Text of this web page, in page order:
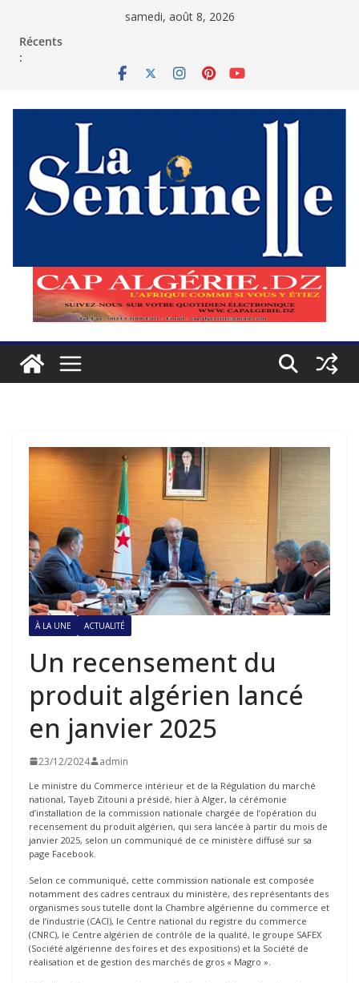
samedi, août 8, 2026
Récents
:
À LA UNE ACTUALITÉ
Un recensement du
produit algérien lancé
en janvier 2025
23/12/2024 admin
Le ministre du Commerce intérieur et de la Régulation du marché
national, Tayeb Zitouni a présidé, hier à Alger, la cérémonie
d’installation de la commission nationale chargée de l’opération du
recensement du produit algérien, qui sera lancée à partir du mois de
janvier 2025, selon un communiqué de ce ministère diffusé sur sa
page Facebook.
Selon ce communiqué, cette commission nationale est composée
notamment des cadres centraux du ministère, des représentants des
organismes sous tutelle dont la Chambre algérienne du commerce et
de l’industrie (CACI), le Centre national du registre du commerce
(CNRC), le Centre algérien de contrôle de la qualité, le groupe SAFEX
(Société algérienne des foires et des expositions) et la Société de
réalisation et de gestion des marchés de gros « Magro ».